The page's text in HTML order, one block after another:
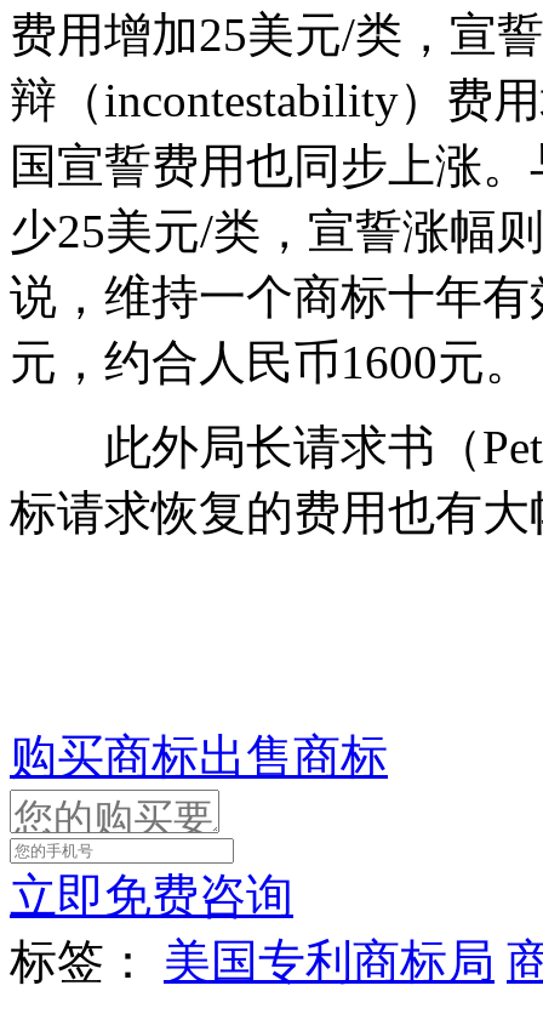
费用增加25美元/类，宣
辩（incontestability）费
国宣誓费用也同步上涨
少25美元/类，宣誓涨幅
说，维持一个商标十年
元，约合人民币1600元。
此外局长请求书（
标请求恢复的费用也有
购买商标出售商标
立即免费咨询
标签：
美国专利商标局